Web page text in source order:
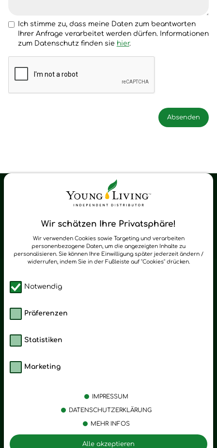
Ich stimme zu, dass meine Daten zum beantworten
Ihrer Anfrage verarbeitet werden dürfen. Informationen
zum Datenschutz finden sie hier.
Wir schätzen Ihre Privatsphäre!
Wir verwenden Cookies sowie Targeting und verarbeiten
personenbezogene Daten, um die angezeigten Inhalte zu
personalisieren. Sie können Ihre Einwilligung später jederzeit ändern /
widerrufen, indem Sie in der Fußleiste auf "Cookies" drücken.
Notwendig
Präferenzen
Statistiken
Marketing
IMPRESSUM
DATENSCHUTZERKLÄRUNG
MEHR INFOS
Alle akzeptieren
Young Living Shop-Oil Newsletter
zum Newsletter anmelden
Stress
Entspannung
Trauer